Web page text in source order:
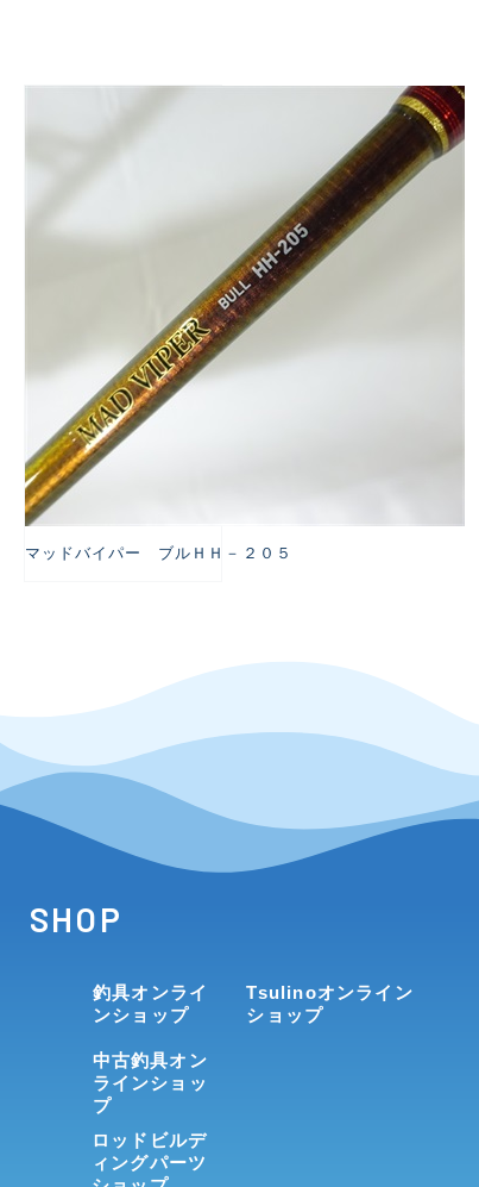
悪
マッドバイパー ブルＨＨ－２０５
SHOP
釣具オンライ
ンショップ
中古釣具オン
ラインショッ
プ
ロッドビルデ
ィングパーツ
Tsulinoオンライン
ショップ